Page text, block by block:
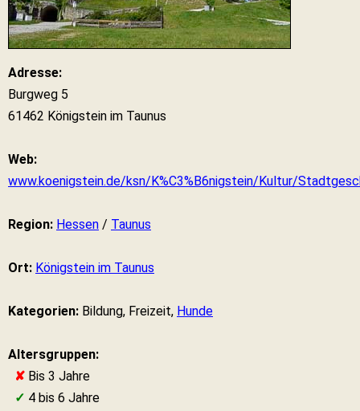
Adresse:
Burgweg 5
61462 Königstein im Taunus
Web:
www.koenigstein.de/ksn/K%C3%B6nigstein/Kultur/
Region: Hessen / Taunus
Ort: Königstein im Taunus
Kategorien: Bildung, Freizeit, Hunde
Altersgruppen:
✘ Bis 3 Jahre
✓ 4 bis 6 Jahre